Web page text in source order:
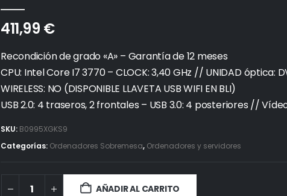
411,99 €
Recondición de grado «A» – Garantía de 12 meses
CPU: Intel Core I7 3770 – CLOCK: 3,40 GHz // UNIDAD óptica:
WIRELESS: NO (DISPONIBLE LLAVETA USB WIFI EN BLI)
USB 2.0: 4 traseros, 2 frontales – USB 3.0: 4 posteriores //
SKU: B0995XGKS9
Categorías: Ordenadores Sobremesa, Ordenadores y servidores
AÑADIR AL CARRITO